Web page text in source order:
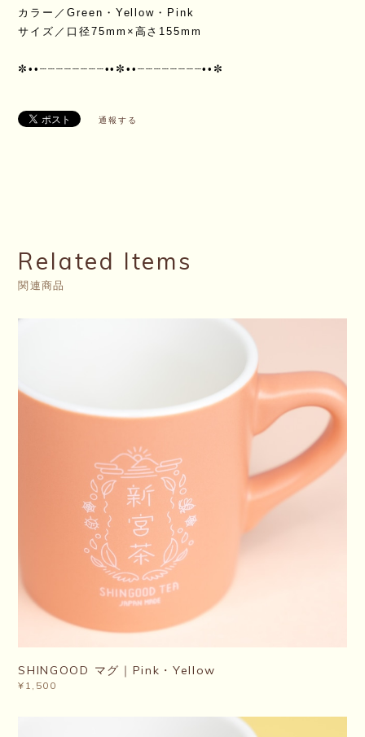
カラー／Green・Yellow・Pink
サイズ／口径75mm×高さ155mm
✼••┈┈┈┈┈┈┈┈••✼••┈┈┈┈┈┈┈┈••✼
通報する
Related Items
関連商品
SHINGOOD マグ｜Pink・Yellow
¥1,500